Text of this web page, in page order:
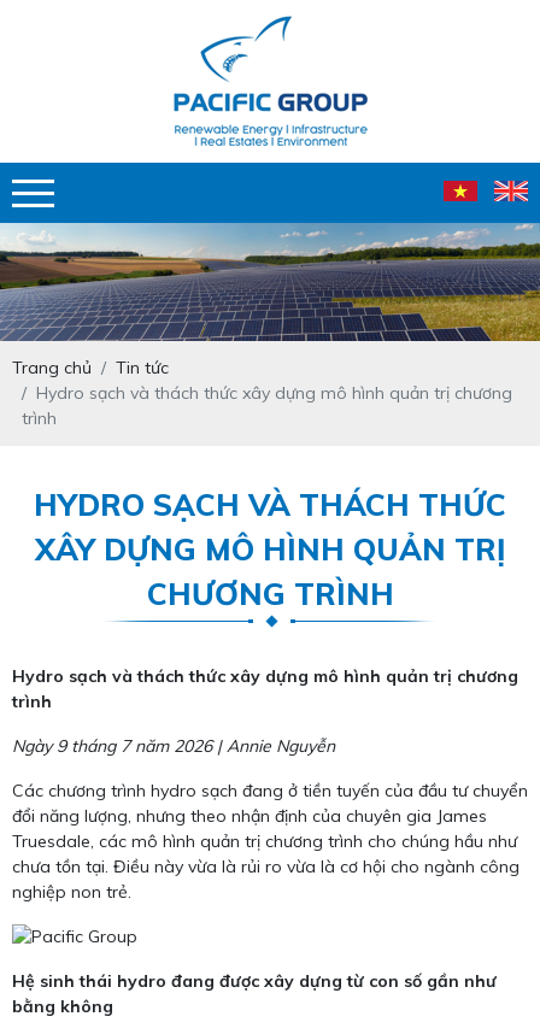
Trang chủ
Tin tức
Hydro sạch và thách thức xây dựng mô hình quản trị chương
trình
HYDRO SẠCH VÀ THÁCH THỨC
XÂY DỰNG MÔ HÌNH QUẢN TRỊ
CHƯƠNG TRÌNH
Hydro sạch và thách thức xây dựng mô hình quản trị chương
trình
Ngày 9 tháng 7 năm 2026 | Annie Nguyễn
Các chương trình hydro sạch đang ở tiền tuyến của đầu tư chuyển
đổi năng lượng, nhưng theo nhận định của chuyên gia James
Truesdale, các mô hình quản trị chương trình cho chúng hầu như
chưa tồn tại. Điều này vừa là rủi ro vừa là cơ hội cho ngành công
nghiệp non trẻ.
Hệ sinh thái hydro đang được xây dựng từ con số gần như
bằng không